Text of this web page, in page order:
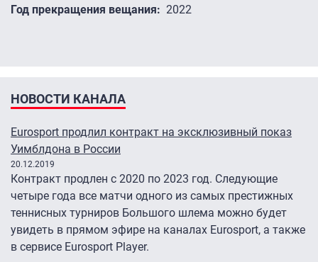
Год прекращения вещания 2022
НОВОСТИ КАНАЛА
Eurosport продлил контракт на эксклюзивный показ
Уимблдона в России
20.12.2019
Контракт продлен с 2020 по 2023 год. Следующие
четыре года все матчи одного из самых престижных
теннисных турниров Большого шлема можно будет
увидеть в прямом эфире на каналах Eurosport, а также
в сервисе Eurosport Player.